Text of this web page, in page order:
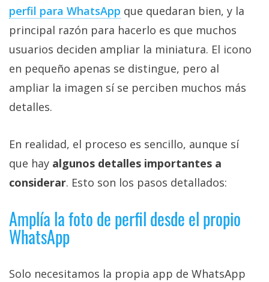
Contacto
/
Sobre
nosotros
/
Publicidad
/
opciones
privacidad
/
Legal
digital donde
perfil para WhatsApp que quedaran bien, y la
principal razón para hacerlo es que muchos
usuarios deciden ampliar la miniatura. El icono
en pequeño apenas se distingue, pero al
ampliar la imagen sí se perciben muchos más
detalles.
En realidad, el proceso es sencillo, aunque sí
que hay algunos detalles importantes a
considerar. Esto son los pasos detallados:
Amplía la foto de perfil desde el propio
WhatsApp
Solo necesitamos la propia app de WhatsApp